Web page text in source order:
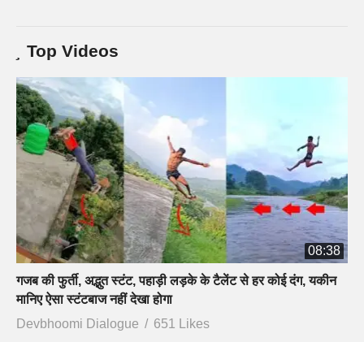
Top Videos
08:38
गजब की फुर्ती, अद्भुत स्टंट, पहाड़ी लड़के के टैलेंट से हर कोई दंग, यकीन
मानिए ऐसा स्टंटबाज नहीं देखा होगा
Devbhoomi Dialogue
651 Likes